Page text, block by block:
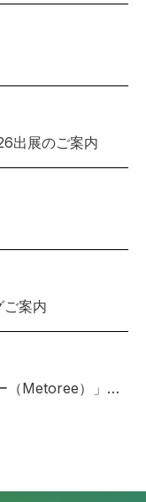
出展のご案内
案内
産業用製品比較情報サイト「メトリー（Metoree）」に フェンス(遊具用)が紹介されました。